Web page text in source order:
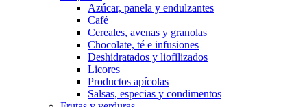
Azúcar, panela y endulzantes
Café
Cereales, avenas y granolas
Chocolate, té e infusiones
Deshidratados y liofilizados
Licores
Productos apícolas
Salsas, especias y condimentos